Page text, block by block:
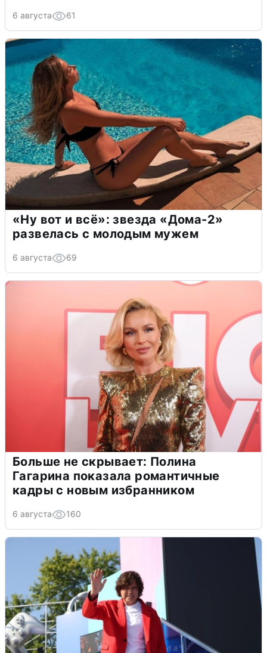
6 августа 61
«Ну вот и всё»: звезда «Дома-2»
развелась с молодым мужем
6 августа 69
Больше не скрывает: Полина
Гагарина показала романтичные
кадры с новым избранником
6 августа 160